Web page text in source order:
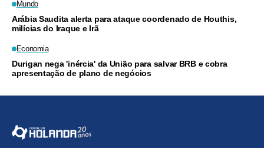
Mundo
Arábia Saudita alerta para ataque coordenado de Houthis,
milícias do Iraque e Irã
Economia
Durigan nega 'inércia' da União para salvar BRB e cobra
apresentação de plano de negócios